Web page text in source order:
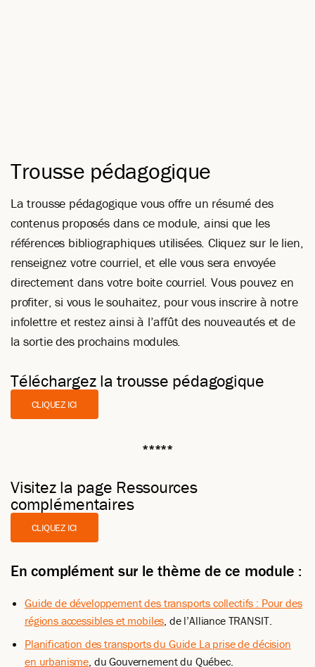
Trousse pédagogique
La trousse pédagogique vous offre un résumé des
contenus proposés dans ce module, ainsi que les
références bibliographiques utilisées. Cliquez sur le lien,
renseignez votre courriel, et elle vous sera envoyée
directement dans votre boite courriel. Vous pouvez en
profiter, si vous le souhaitez, pour vous inscrire à notre
infolettre et restez ainsi à l’affût des nouveautés et de
la sortie des prochains modules.
Téléchargez la trousse pédagogique
CLIQUEZ ICI
*****
Visitez la page Ressources
complémentaires
CLIQUEZ ICI
En complément sur le thème de ce module :
Guide de développement des transports collectifs : Pour des
régions accessibles et mobiles , de l’Alliance TRANSIT.
Planification des transports du Guide La prise de décision
en urbanisme , du Gouvernement du Québec.